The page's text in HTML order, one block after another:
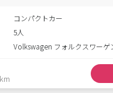
コンパクトカー
5人
Volkswagen フォルクスワーゲ